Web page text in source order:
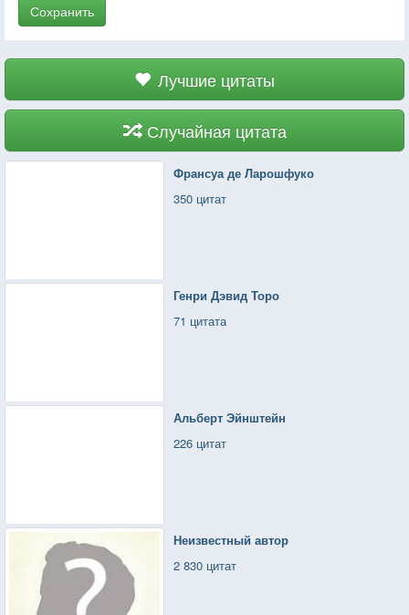
Сохранить
Лучшие цитаты
Случайная цитата
Франсуа де Ларошфуко
350 цитат
Генри Дэвид Торо
71 цитата
Альберт Эйнштейн
226 цитат
Неизвестный автор
2 830 цитат